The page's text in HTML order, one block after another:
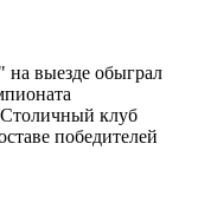
на выезде обыграл
клуб
победителей